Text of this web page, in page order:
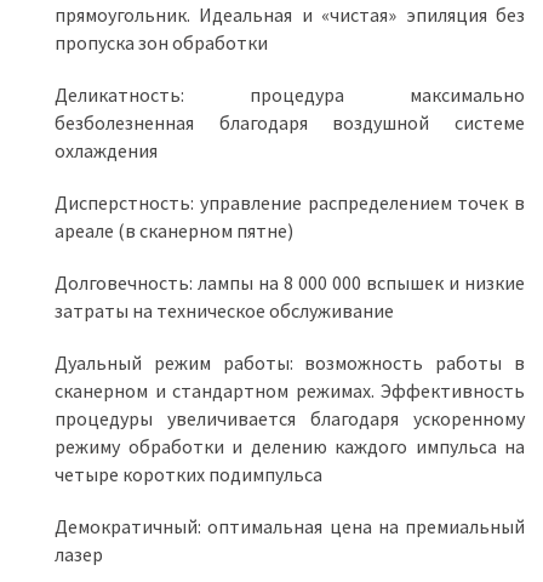
прямоугольник. Идеальная и «чистая» эпиляция без
пропуска зон обработки
Деликатность: процедура максимально
безболезненная благодаря воздушной системе
охлаждения
Дисперстность: управление распределением точек в
ареале (в сканерном пятне)
Долговечность: лампы на 8 000 000 вспышек и низкие
затраты на техническое обслуживание
Дуальный режим работы: возможность работы в
сканерном и стандартном режимах. Эффективность
процедуры увеличивается благодаря ускоренному
режиму обработки и делению каждого импульса на
четыре коротких подимпульса
Демократичный: оптимальная цена на премиальный
лазер